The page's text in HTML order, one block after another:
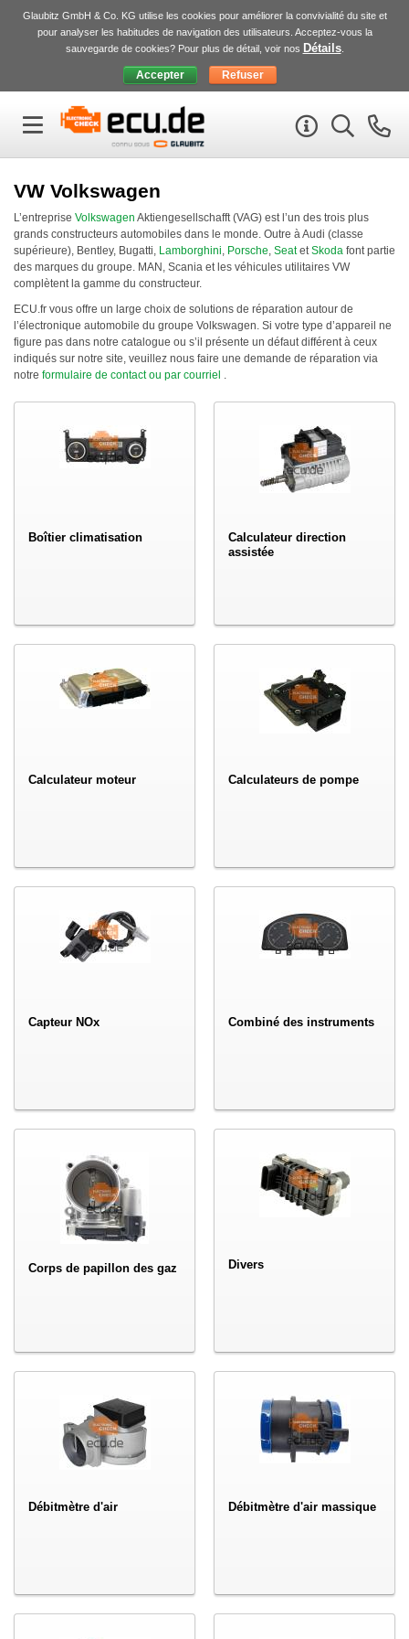
Glaubitz GmbH & Co. KG utilise les cookies pour améliorer la convivialité du site et
pour analyser les habitudes de navigation des utilisateurs. Acceptez-vous la
sauvegarde de cookies? Pour plus de détail, voir nos Détails.
VW Volkswagen
L’entreprise Volkswagen Aktiengesellschafft (VAG) est l’un des trois plus
grands constructeurs automobiles dans le monde. Outre à Audi (classe
supérieure), Bentley, Bugatti, Lamborghini, Porsche, SeatetSkoda font partie
des marques du groupe. MAN , Scania et les véhicules utilitaires VW
complètent la gamme du constructeur.
ECU.fr vous offre un large choix de solutions de réparation autour de
l’électronique automobile du groupe Volkswagen. Si votre type d’appareil ne
figure pas dans notre catalogue ou s’il présente un défaut différent à ceux
indiqués sur notre site, veuillez nous faire une demande de réparation via
notre formulaire de contact ou par courriel .
Boîtier climatisation
Calculateur direction
assistée
Calculateur moteur Calculateurs de pompe
Capteur NOx Combiné des instruments
Corps de papillon des gaz Divers
Débitmètre d'air Débitmètre d'air massique